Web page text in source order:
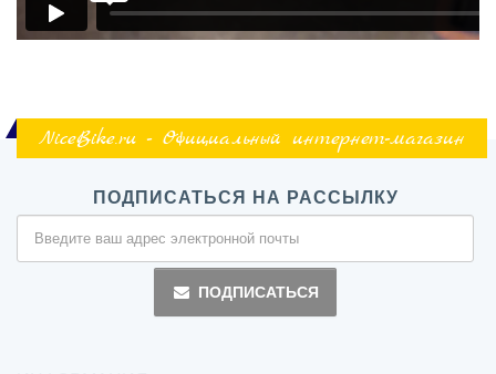
NiceBike.ru - Официальный интернет-магазин
ПОДПИСАТЬСЯ НА РАССЫЛКУ
ПОДПИСАТЬСЯ